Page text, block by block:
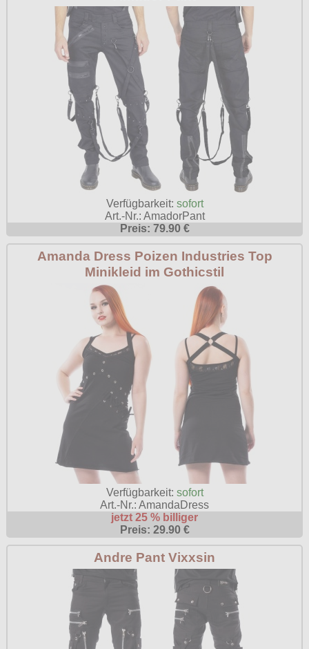
Verfügbarkeit: sofort
Art.-Nr.: AmadorPant
Preis: 79.90 €
Amanda Dress Poizen Industries Top
Minikleid im Gothicstil
Verfügbarkeit: sofort
Art.-Nr.: AmandaDress
jetzt 25 % billiger
Preis: 29.90 €
Andre Pant Vixxsin